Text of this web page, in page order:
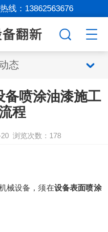
线： 13862563676
态
备喷涂油漆施工
程
浏览次数： 178
械设备，须在设备表面喷涂